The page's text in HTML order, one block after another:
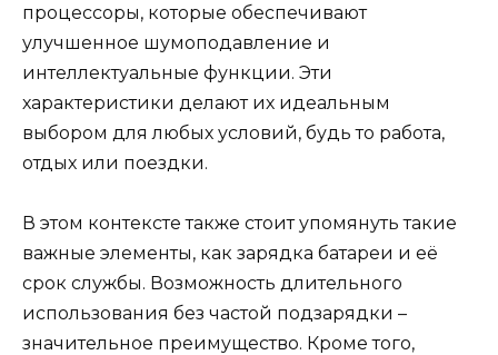
процессоры, которые обеспечивают
улучшенное шумоподавление и
интеллектуальные функции. Эти
характеристики делают их идеальным
выбором для любых условий, будь то работа,
отдых или поездки.
В этом контексте также стоит упомянуть такие
важные элементы, как зарядка батареи и её
срок службы. Возможность длительного
использования без частой подзарядки –
значительное преимущество. Кроме того,